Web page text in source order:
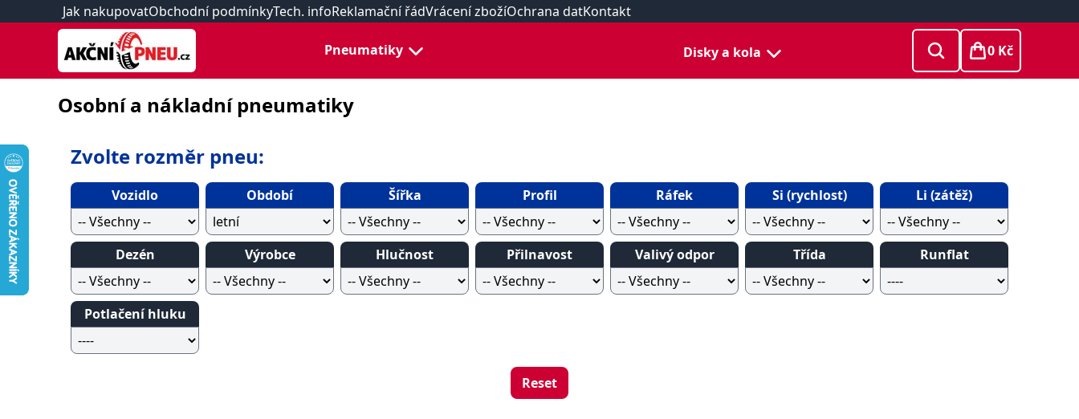
Jak nakupovatObchodní podmínkyTech. infoReklamační řádVrácení zbožíOchrana datKontakt
Pneumatiky Disky a kola 0 Kč
Osobní a nákladní pneumatiky
Zvolte rozměr pneu:
Vozidlo Období Šířka Profil Ráfek Si (rychlost) Li (zátěž)
Dezén Výrobce Hlučnost Přilnavost Valivý odpor Třída Runflat
Potlačení hluku
Reset